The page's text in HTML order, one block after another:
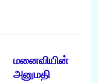
மனைவியின்
அனுமதி